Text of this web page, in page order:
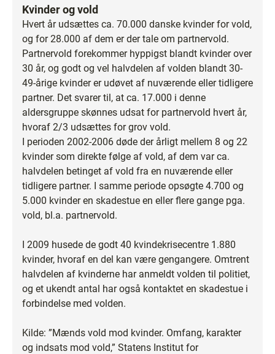
Kvinder og vold
Hvert år udsættes ca. 70.000 danske kvinder for vold,
og for 28.000 af dem er der tale om partnervold.
Partnervold forekommer hyppigst blandt kvinder over
30 år, og godt og vel halvdelen af volden blandt 30-
49-årige kvinder er udøvet af nuværende eller tidligere
partner. Det svarer til, at ca. 17.000 i denne
aldersgruppe skønnes udsat for partnervold hvert år,
hvoraf 2/3 udsættes for grov vold.
I perioden 2002-2006 døde der årligt mellem 8 og 22
kvinder som direkte følge af vold, af dem var ca.
halvdelen betinget af vold fra en nuværende eller
tidligere partner. I samme periode opsøgte 4.700 og
5.000 kvinder en skadestue en eller flere gange pga.
vold, bl.a. partnervold.
I 2009 husede de godt 40 kvindekrisecentre 1.880
kvinder, hvoraf en del kan være gengangere. Omtrent
halvdelen af kvinderne har anmeldt volden til politiet,
og et ukendt antal har også kontaktet en skadestue i
forbindelse med volden.
Kilde: ”Mænds vold mod kvinder. Omfang, karakter
og indsats mod vold,” Statens Institut for